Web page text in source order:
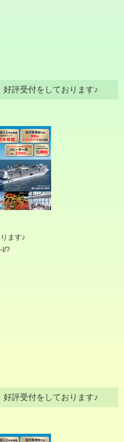
評受付をしております♪
ます♪
I/?
評受付をしております♪